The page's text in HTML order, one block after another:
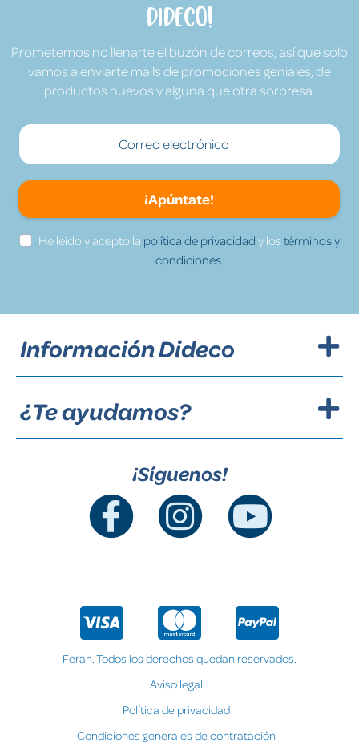
Dideco!
Prometemos no llenarte el buzón de correos, así que solo
vamos a enviarte mails de promociones geniales, de
productos nuevos y alguna que otra sorpresa.
¡Apúntate!
He leído y acepto la política de privacidad y lostérminos y
condiciones.
Información Dideco
¿Te ayudamos?
¡Síguenos!
Feran. Todos los derechos quedan reservados.
Aviso legal
Política de privacidad
Condiciones generales de contratación